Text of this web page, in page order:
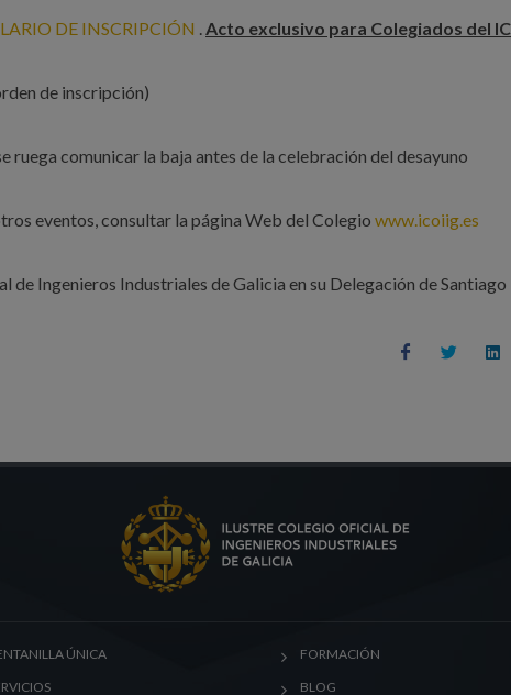
DE INSCRIPCIÓN Acto exclusivo para Colegiados del
de inscripción)
ruega comunicar la baja antes de la celebración del desayuno
eventos, consultar la página Web del Colegio www.icoiig.es
Ingenieros Industriales de Galicia en su Delegación de Santiago
ÚNICA
FORMACIÓN
BLOG